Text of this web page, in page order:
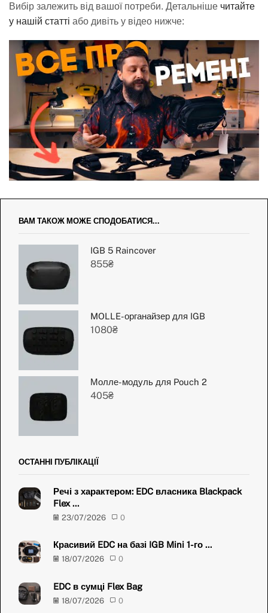
Вибір залежить від вашої потреби. Детальніше читайте
у нашій статті або дивіть у відео нижче:
ВАМ ТАКОЖ МОЖЕ СПОДОБАТИСЯ...
IGB 5 Raincover
855₴
MOLLE-органайзер для IGB
1080₴
Молле-модуль для Pouch 2
405₴
ОСТАННІ ПУБЛІКАЦІЇ
Речі з характером: EDC власника Blackpack
Flex ...
23/07/2026 0
Красивий EDC на базі IGB Mini 1-го ...
18/07/2026 0
EDC в сумці Flex Bag
18/07/2026 0